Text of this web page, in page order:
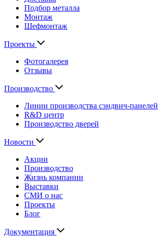
Подбор металла
Монтаж
Шефмонтаж
Проекты
Фотогалерея
Отзывы
Производство
Линии производства сэндвич-панелей
R&D центр
Производство дверей
Новости
Акции
Производство
Жизнь компании
Выставки
СМИ о нас
Проекты
Блог
Документация